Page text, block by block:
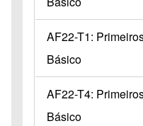
AF22-T1:
Básico
AF22-T4:
Básico